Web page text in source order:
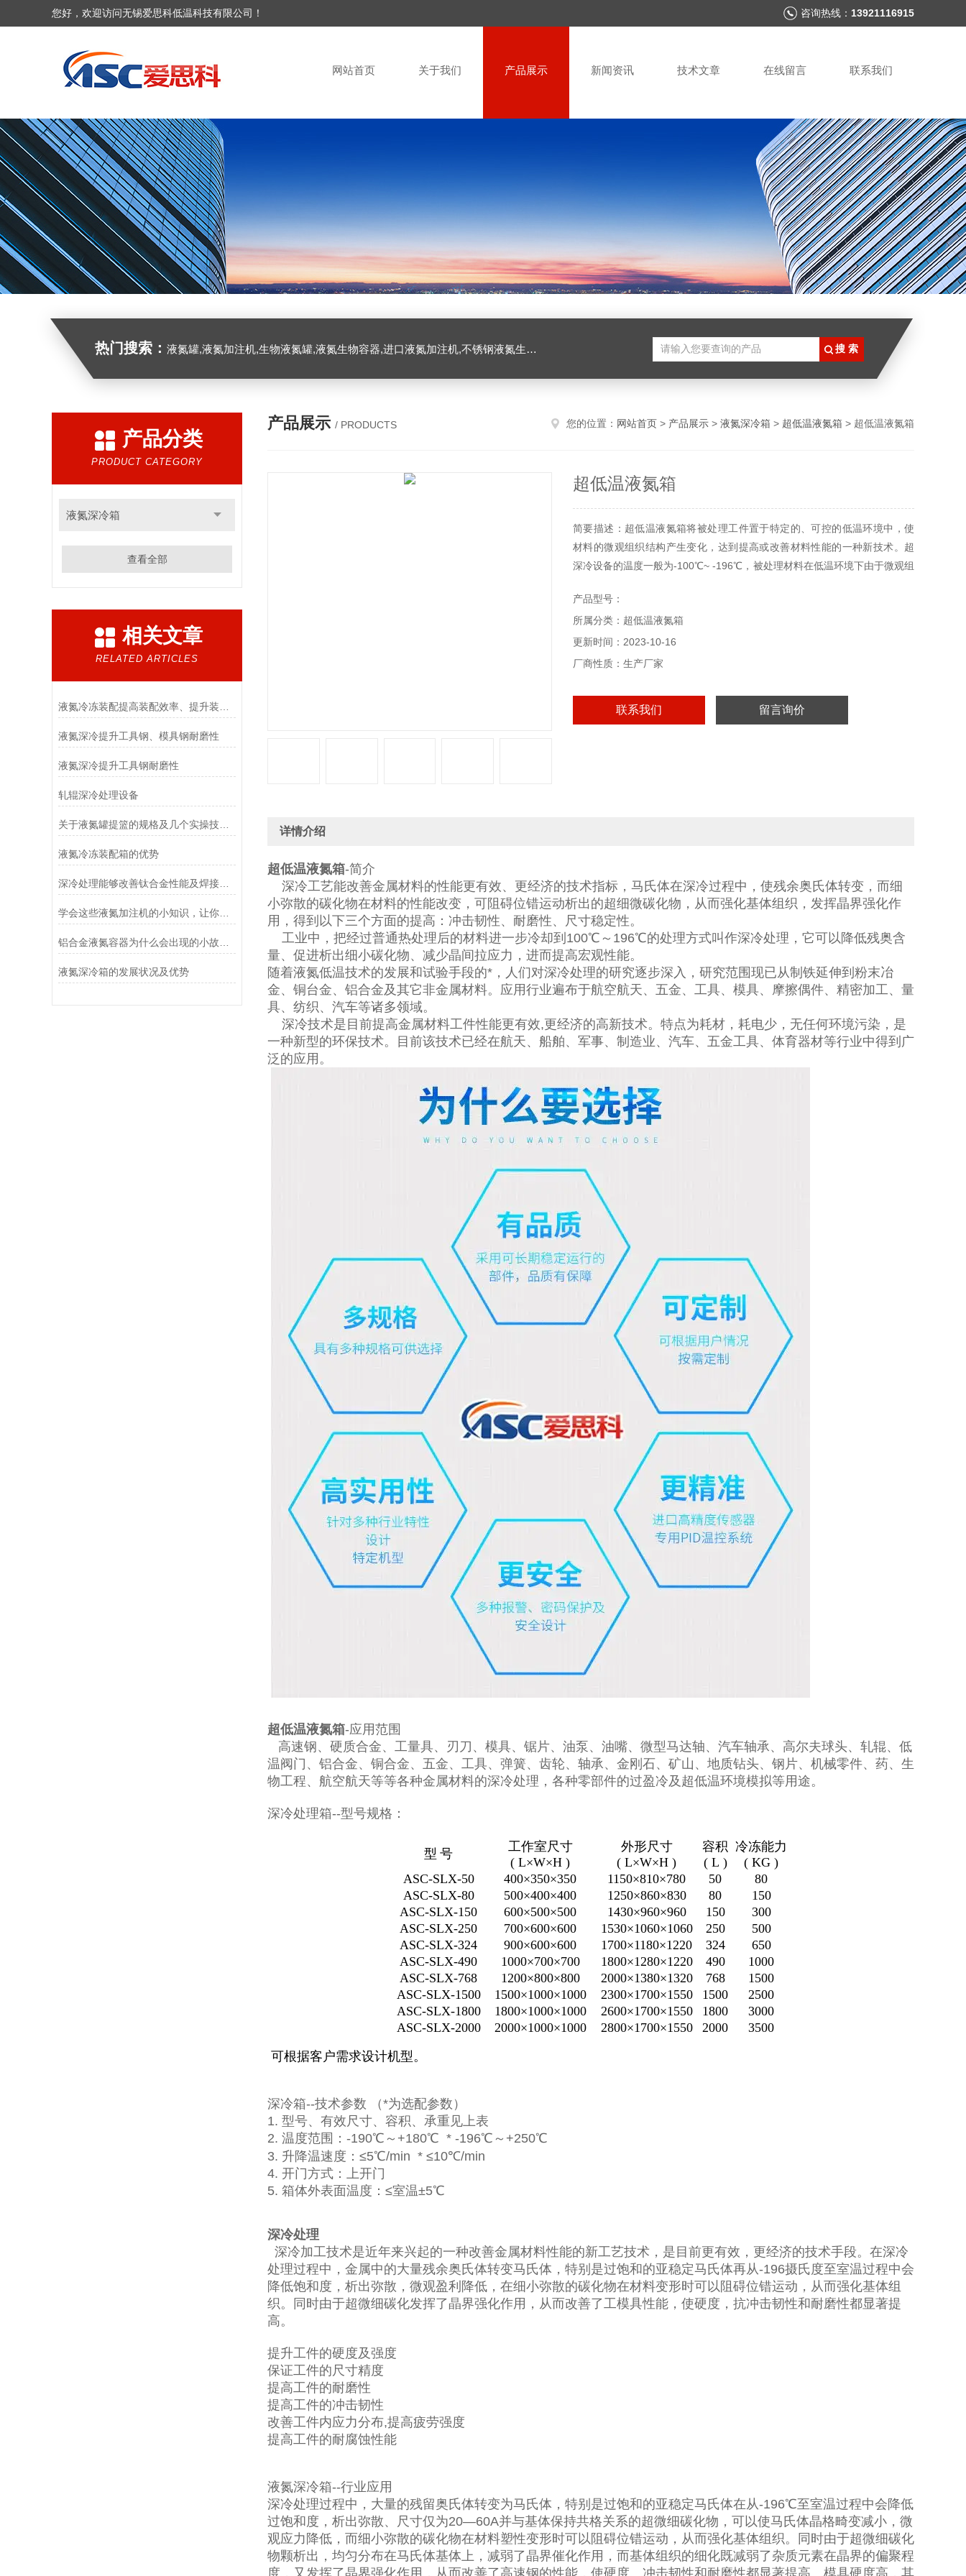
您好，欢迎访问无锡爱思科低温科技有限公司！ 咨询热线： 13921116915
网站首页 关于我们 产品展示 新闻资讯 技术文章 在线留言 联系我们
热门搜索： 液氮罐,液氮加注机,生物液氮罐,液氮生物容器,进口液氮加注机,不锈钢液氮生物容器
产品分类
PRODUCT CATEGORY
液氮深冷箱
查看全部
相关文章
RELATED ARTICLES
液氮深冷提升工具钢、模具钢耐磨性
液氮深冷提升工具钢耐磨性
轧辊深冷处理设备
关于液氮罐提篮的规格及几个实操技巧分享，肯定对你有帮助！
液氮冷冻装配箱的优势
深冷处理能够改善钛合金性能及焊接件的尺寸稳定性
学会这些液氮加注机的小知识，让你更好的使用它！
液氮深冷箱的发展状况及优势
产品展示 / PRODUCTS 您的位置： 网站首页 > 产品展示 > 液氮深冷箱 > 超低温液氮箱 > 超低温液氮箱
超低温液氮箱
简要描述：超低温液氮箱将被处理工件置于特定的、可控的低温环境中，使
材料的微观组织结构产生变化，达到提高或改善材料性能的一种新技术。超
深冷设备的温度一般为-100℃~ -196℃，被处理材料在低温环境下由于微观组
耐磨性、尺寸稳定性、强度、残余应力等方面的提高与改善。
产品型号：
所属分类：超低温液氮箱
更新时间：2023-10-16
厂商性质：生产厂家
联系我们 留言询价
详情介绍
超低温液氮箱-简介
深冷工艺能改善金属材料的性能更有效、更经济的技术指标，马氏体在深冷过程中，使残余奥氏体转变，而细
小弥散的碳化物在材料的性能改变，可阻碍位错运动析出的超细微碳化物，从而强化基体组织，发挥晶界强化作
用，得到以下三个方面的提高：冲击韧性、耐磨性、尺寸稳定性。
工业中，把经过普通热处理后的材料进一步冷却到100℃～196℃的处理方式叫作深冷处理，它可以降低残奥含
量、促进析出细小碳化物、减少晶间拉应力，进而提高宏观性能。
随着液氮低温技术的发展和试验手段的*，人们对深冷处理的研究逐步深入，研究范围现已从制铁延伸到粉末冶
金、铜台金、铝合金及其它非金属材料。应用行业遍布于航空航天、五金、工具、模具、摩擦偶件、精密加工、量
具、纺织、汽车等诸多领域。
深冷技术是目前提高金属材料工件性能更有效,更经济的高新技术。特点为耗材，耗电少，无任何环境污染，是
一种新型的环保技术。目前该技术已经在航天、船舶、军事、制造业、汽车、五金工具、体育器材等行业中得到广
泛的应用。
超低温液氮箱-应用范围
高速钢、硬质合金、工量具、刃刀、模具、锯片、油泵、油嘴、微型马达轴、汽车轴承、高尔夫球头、轧辊、低
温阀门、铝合金、铜合金、五金、工具、弹簧、齿轮、轴承、金刚石、矿山、地质钻头、钢片、机械零件、药、生
物工程、航空航天等等各种金属材料的深冷处理，各种零部件的过盈冷及超低温环境模拟等用途。
深冷处理箱--型号规格：
型 号
工作室尺寸
( L×W×H )
外形尺寸
( L×W×H )
容积
( L )
冷冻能力
( KG )
ASC-SLX-50
400×350×350 1150×810×780 50
80
ASC-SLX-80
500×400×400 1250×860×830 80
150
ASC-SLX-150
600×500×500 1430×960×960 150
300
ASC-SLX-250
700×600×600 1530×1060×1060 250
500
ASC-SLX-324
900×600×600 1700×1180×1220 324
650
ASC-SLX-490
1000×700×700 1800×1280×1220 490
1000
ASC-SLX-768
1200×800×800 2000×1380×1320 768
1500
ASC-SLX-1500
1500×1000×1000 2300×1700×1550 1500
2500
ASC-SLX-1800
1800×1000×1000 2600×1700×1550 1800
3000
ASC-SLX-2000
2000×1000×1000 2800×1700×1550 2000
3500
可根据客户需求设计机型。
深冷箱--技术参数 （*为选配参数）
1. 型号、有效尺寸、容积、承重见上表
2. 温度范围：-190℃～+180℃ * -196℃～+250℃
3. 升降温速度：≤5℃/min * ≤10℃/min
4. 开门方式：上开门
5. 箱体外表面温度：≤室温±5℃
深冷处理
深冷加工技术是近年来兴起的一种改善金属材料性能的新工艺技术，是目前更有效，更经济的技术手段。在深冷
处理过程中，金属中的大量残余奥氏体转变马氏体，特别是过饱和的亚稳定马氏体再从-196摄氏度至室温过程中会
降低饱和度，析出弥散，微观盈利降低，在细小弥散的碳化物在材料变形时可以阻碍位错运动，从而强化基体组
织。同时由于超微细碳化发挥了晶界强化作用，从而改善了工模具性能，使硬度，抗冲击韧性和耐磨性都显著提
高。
提升工件的硬度及强度
保证工件的尺寸精度
提高工件的耐磨性
提高工件的冲击韧性
改善工件内应力分布,提高疲劳强度
提高工件的耐腐蚀性能
液氮深冷箱--行业应用
深冷处理过程中，大量的残留奥氏体转变为马氏体，特别是过饱和的亚稳定马氏体在从-196℃至室温过程中会降低
过饱和度，析出弥散、尺寸仅为20―60A并与基体保持共格关系的超微细碳化物，可以使马氏体晶格畸变减小，微
观应力降低，而细小弥散的碳化物在材料塑性变形时可以阻碍位错运动，从而强化基体组织。同时由于超微细碳化
物颗析出，均匀分布在马氏体基体上，减弱了晶界催化作用，而基体组织的细化既减弱了杂质元素在晶界的偏聚程
度，又发挥了晶界强化作用，从而改善了高速钢的性能，使硬度、冲击韧性和耐磨性都显著提高。模具硬度高，其